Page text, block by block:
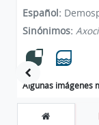
Español:
Sinónimos:
Algunas imágenes